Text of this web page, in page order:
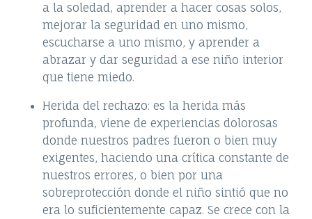
a la soledad, aprender a hacer cosas solos,
mejorar la seguridad en uno mismo,
escucharse a uno mismo, y aprender a
abrazar y dar seguridad a ese niño interior
que tiene miedo.
Herida del rechazo: es la herida más
profunda, viene de experiencias dolorosas
donde nuestros padres fueron o bien muy
exigentes, haciendo una crítica constante de
nuestros errores, o bien por una
sobreprotección donde el niño sintió que no
era lo suficientemente capaz. Se crece con la